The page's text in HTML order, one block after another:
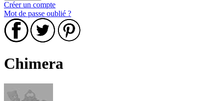
Créer un compte
Mot de passe oublié ?
Chimera